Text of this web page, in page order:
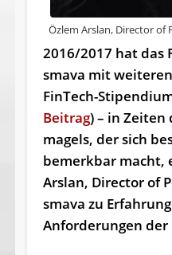
Özlem Arslan, Director of
2016/2017 hat das
smava mit
FinTech-
Beitrag) – in
magels, der sich
bemerkbar macht,
Arslan, Director of
smava zu
Anforderungen der